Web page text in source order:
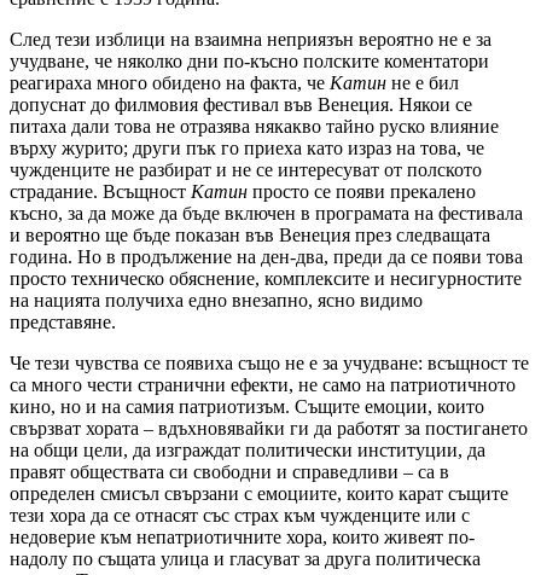
След тези изблици на взаимна неприязън вероятно не е за
учудване, че няколко дни по-късно полските коментатори
реагираха много обидено на факта, че Катин не е бил
допуснат до филмовия фестивал във Венеция. Някои се
питаха дали това не отразява някакво тайно руско влияние
върху журито; други пък го приеха като израз на това, че
чужденците не разбират и не се интересуват от полското
страдание. Всъщност Катин просто се появи прекалено
късно, за да може да бъде включен в програмата на фестивала
и вероятно ще бъде показан във Венеция през следващата
година. Но в продължение на ден-два, преди да се появи това
просто техническо обяснение, комплексите и несигурностите
на нацията получиха едно внезапно, ясно видимо
представяне.
Че тези чувства се появиха също не е за учудване: всъщност те
са много чести странични ефекти, не само на патриотичното
кино, но и на самия патриотизъм. Същите емоции, които
свързват хората – вдъхновявайки ги да работят за постигането
на общи цели, да изграждат политически институции, да
правят обществата си свободни и справедливи – са в
определен смисъл свързани с емоциите, които карат същите
тези хора да се отнасят със страх към чужденците или с
недоверие към непатриотичните хора, които живеят по-
надолу по същата улица и гласуват за друга политическа